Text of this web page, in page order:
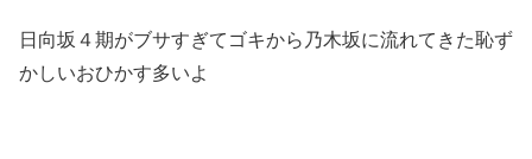
日向坂４期がブサすぎてゴキから乃木坂に流れてきた恥ず
かしいおひかす多いよ